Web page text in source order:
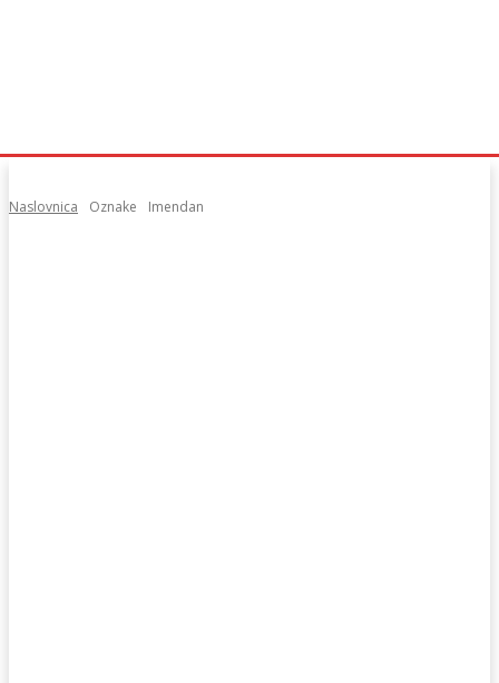
Naslovnica Oznake Imendan